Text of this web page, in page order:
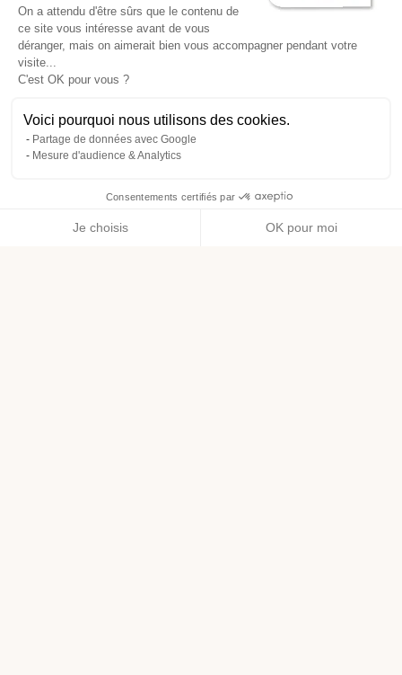
On a attendu d'être sûrs que le contenu de
ce site vous intéresse avant de vous
déranger, mais on aimerait bien vous accompagner pendant votre
visite...
C'est OK pour vous ?
Voici pourquoi nous utilisons des cookies.
Partage de données avec Google
Mesure d'audience & Analytics
Consentements certifiés par
Je choisis OK pour moi